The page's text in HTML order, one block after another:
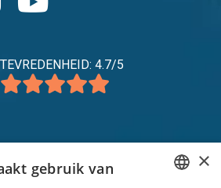
TEVREDENHEID: 4.7/5
expand_more
×
gebruik van